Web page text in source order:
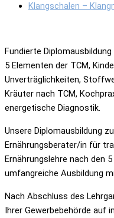
Klangschalen –
Fundierte
5 Elementen der TCM,
Unverträglichkeiten,
Kräuter nach TCM,
energetische Diagnostik.
Unsere Diplomausbildung
Ernährungsberater/in für
Ernährungslehre nach den
umfangreiche Ausbildung
Nach Abschluss des
Ihrer Gewerbebehörde auf